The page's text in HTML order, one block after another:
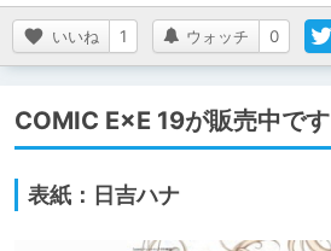
いいね 1 ウォッチ 0
COMIC E×E 19が販売中です
表紙：日吉ハナ